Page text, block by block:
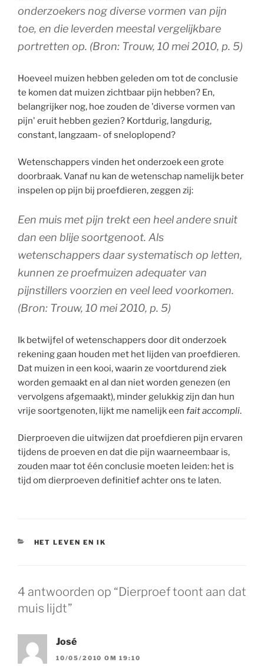
onderzoekers nog diverse vormen van pijn
toe, en die leverden meestal vergelijkbare
portretten op. (Bron: Trouw, 10 mei 2010, p. 5)
Hoeveel muizen hebben geleden om tot de conclusie
te komen dat muizen zichtbaar pijn hebben? En,
belangrijker nog, hoe zouden de 'diverse vormen van
pijn' eruit hebben gezien? Kortdurig, langdurig,
constant, langzaam- of sneloplopend?
Wetenschappers vinden het onderzoek een grote
doorbraak. Vanaf nu kan de wetenschap namelijk beter
inspelen op pijn bij proefdieren, zeggen zij:
Een muis met pijn trekt een heel andere snuit
dan een blije soortgenoot. Als
wetenschappers daar systematisch op letten,
kunnen ze proefmuizen adequater van
pijnstillers voorzien en veel leed voorkomen.
(Bron: Trouw, 10 mei 2010, p. 5)
Ik betwijfel of wetenschappers door dit onderzoek
rekening gaan houden met het lijden van proefdieren.
Dat muizen in een kooi, waarin ze voortdurend ziek
worden gemaakt en al dan niet worden genezen (en
vervolgens afgemaakt), minder gelukkig zijn dan hun
vrije soortgenoten, lijkt me namelijk een fait accompli.
Dierproeven die uitwijzen dat proefdieren pijn ervaren
tijdens de proeven en dat die pijn waarneembaar is,
zouden maar tot één conclusie moeten leiden: het is
tijd om dierproeven definitief achter ons te laten.
CATEGORIEËN
HET LEVEN EN IK
4 antwoorden op “Dierproef toont aan dat
muis lijdt”
José
10/05/2010 OM 19:10